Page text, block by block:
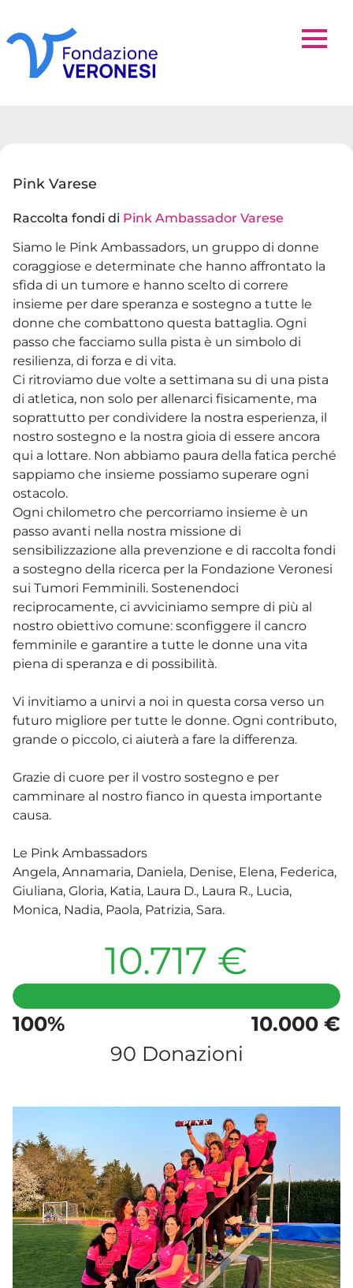
Pink Varese
Raccolta fondi di Pink Ambassador Varese
Siamo le Pink Ambassadors, un gruppo di donne
coraggiose e determinate che hanno affrontato la
sfida di un tumore e hanno scelto di correre
insieme per dare speranza e sostegno a tutte le
donne che combattono questa battaglia. Ogni
passo che facciamo sulla pista è un simbolo di
resilienza, di forza e di vita.
Ci ritroviamo due volte a settimana su di una pista
di atletica, non solo per allenarci fisicamente, ma
soprattutto per condividere la nostra esperienza, il
nostro sostegno e la nostra gioia di essere ancora
qui a lottare. Non abbiamo paura della fatica perché
sappiamo che insieme possiamo superare ogni
ostacolo.
Ogni chilometro che percorriamo insieme è un
passo avanti nella nostra missione di
sensibilizzazione alla prevenzione e di raccolta fondi
a sostegno della ricerca per la Fondazione Veronesi
sui Tumori Femminili. Sostenendoci
reciprocamente, ci avviciniamo sempre di più al
nostro obiettivo comune: sconfiggere il cancro
femminile e garantire a tutte le donne una vita
piena di speranza e di possibilità.
Vi invitiamo a unirvi a noi in questa corsa verso un
futuro migliore per tutte le donne. Ogni contributo,
grande o piccolo, ci aiuterà a fare la differenza.
Grazie di cuore per il vostro sostegno e per
camminare al nostro fianco in questa importante
causa.
Le Pink Ambassadors
Angela, Annamaria, Daniela, Denise, Elena, Federica,
Giuliana, Gloria, Katia, Laura D., Laura R., Lucia,
Monica, Nadia, Paola, Patrizia, Sara.
10.717 €
100%
10.000 €
90 Donazioni